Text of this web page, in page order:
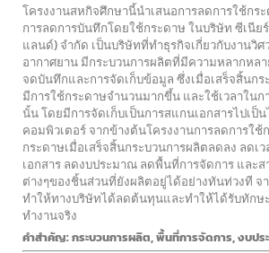
โครงงานสหกิจศึกษานี้นำเสนอการลดการใช้กร
การลดการบันทึกโดยใช้กระดาษ ในบริษัท ซีเนีย
แลนด์) จำกัด เป็นบริษัทที่ทำธุรกิจเกี่ยวกับงานวิ
อากาศยาน มีกระบวนการผลิตที่มีความหลากหล
จดบันทึกและการจัดเก็บข้อมูล ซึ่งเมื่อเสร็จสิ้นก
มีการใช้กระดาษจำนวนมากขึ้น และใช้เวลาในก
นั้น โดยมีการจัดเก็บเป็นการสแกนเอกสารไปเป็
คอมพิวเตอร์ จากข้างต้นโครงงานการลดการใ
กระดาษเมื่อเสร็จสิ้นกระบวนการผลิตลดลง ลดเ
เอกสาร ลดงบประมาณ ลดพื้นที่การจัดการ และ
ต่างๆของชิ้นส่วนที่ยังผลิตอยู่ได้อย่างทันท่วงที จ
ทำให้ทางบริษัทได้ลดต้นทุนและทำให้ได้รับทักษ
ทำงานจริง
คำสำคัญ: กระบวนการผลิต, พื้นที่การจัดการ, งบปร